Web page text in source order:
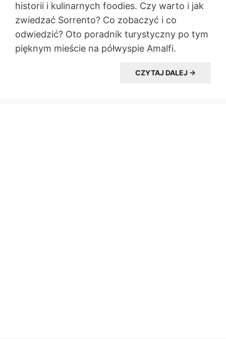
historii i kulinarnych foodies. Czy warto i jak
zwiedzać Sorrento? Co zobaczyć i co
odwiedzić? Oto poradnik turystyczny po tym
pięknym mieście na półwyspie Amalfi.
CZYTAJ DALEJ →